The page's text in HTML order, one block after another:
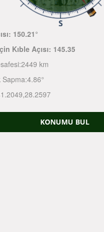
150.21°
Kıble Açısı: 145.35
2449 km
Sapma:4.86°
,28.2597
KONUMU BUL